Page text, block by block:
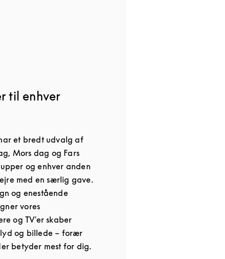
til enhver
et bredt udvalg af
Mors dag og Fars
og enhver anden
med en særlig gave.
og enestående
vores
og TV'er skaber
og billede – forær
betyder mest for dig.